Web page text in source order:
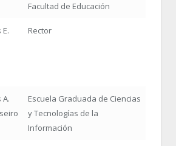
Facultad de Educación
Rector
A.
Escuela Graduada de Ciencias
y Tecnologías de la
Información